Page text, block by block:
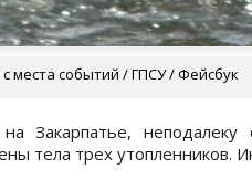
места событий / ГПСУ / Фейсбук
Закарпатье,
тела трех утопленников.